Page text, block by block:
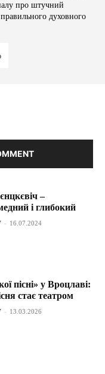
про штучний
духовного
–
і глибокий
- 16.07.2024
пісні» у Вроцлаві:
стає театром
- 13.03.2026